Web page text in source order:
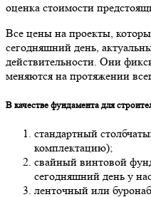
оценка стоимости
Все цены на проекты,
сегодняшний день,
действительности. Они
меняются на протяжении
В качестве фундамента для
стандартный
комплектацию);
свайный винтовой
сегодняшний день у
ленточный или